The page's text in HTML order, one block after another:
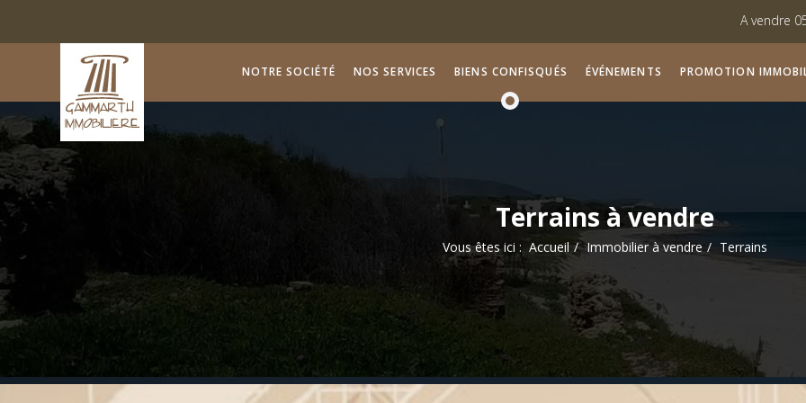
A vendre 05 locaux
Vente des lots
NOTRE SOCIÉTÉ NOS SERVICES BIENS CONFISQUÉS ÉVÉNEMENTS PROMOTION
Terrains à vendre
Vous êtes ici : Accueil Immobilier à vendre Terrains